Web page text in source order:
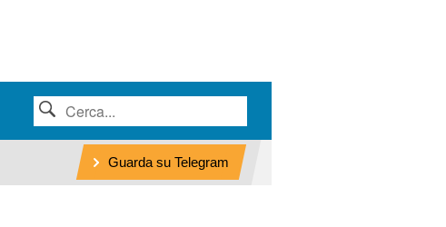
Guarda su Telegram